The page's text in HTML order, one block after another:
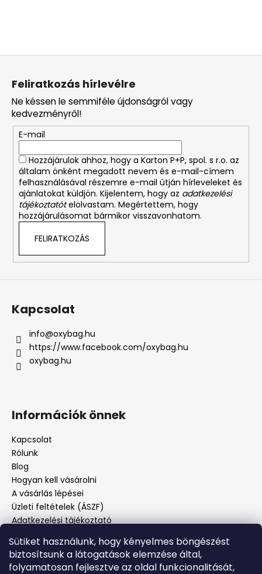
Sütiket használunk, hogy kényelmes böngészést
biztosítsunk a látogatások elemzése által,
folyamatosan fejlesztve az oldal funkcionalitását,
Feliratkozás hírlevélre
Ne késsen le semmiféle újdonságról vagy
kedvezményről!
E-mail
Hozzájárulok ahhoz, hogy a Karton P+P, spol. s r.o. az
általam önként megadott nevem és e-mail-címem
felhasználásával részemre e-mail útján hírleveleket és
ajánlatokat küldjön. Kijelentem, hogy az adatkezelési
tájékoztatótelolvastam. Megértettem, hogy
hozzájárulásomat bármikor visszavonhatom.
FELIRATKOZÁS
Kapcsolat
info@oxybag.hu
https://www.facebook.com/oxybag.hu
oxybag.hu
Információk önnek
Kapcsolat
Rólunk
Blog
Hogyan kell vásárolni
A vásárlás lépései
Üzleti feltételek (ÁSZF)
Adatkezelési tájékoztató
Panaszjelenté